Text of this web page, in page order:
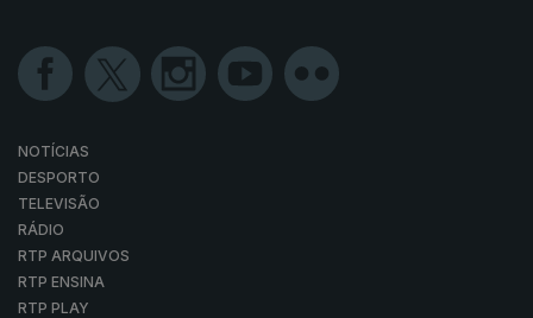
NOTÍCIAS
DESPORTO
TELEVISÃO
RÁDIO
RTP ARQUIVOS
RTP ENSINA
RTP PLAY